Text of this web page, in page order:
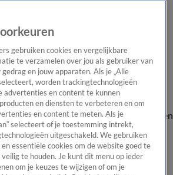
Uitzendingen Onze gezichten
In de
Uitzending
Veelgestelde vragenKijkersvraag insturen
gebruiken cookies en vergelijkbare
te verzamelen over jou als gebruiker van
en jouw apparaten. Als je „Alle
worden trackingtechnologieën
advertenties en content te kunnen
en diensten te verbeteren en om
en content te meten. Als je
selecteert of je toestemming intrekt,
uitgeschakeld. We gebruiken
essentiële cookies om de website goed te
te houden. Je kunt dit menu op ieder
om je keuzes te wijzigen of om je